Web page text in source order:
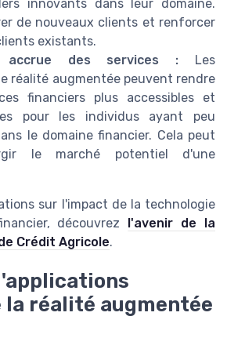
innovants dans leur domaine.
de nouveaux clients et renforcer
existants.
accrue des services : Les
réalité augmentée peuvent rendre
financiers plus accessibles et
pour les individus ayant peu
le domaine financier. Cela peut
le marché potentiel d'une
sur l'impact de la technologie
découvrez l'avenir de la
Crédit Agricole.
la réalité augmentée